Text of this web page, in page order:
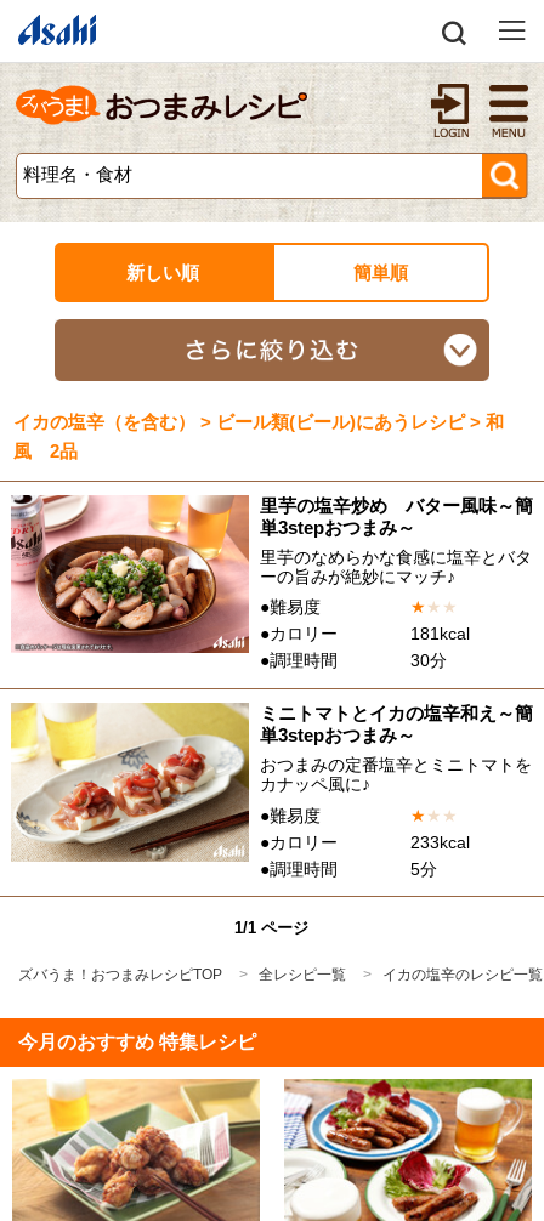
新しい順 簡単順
イカの塩辛（を含む） > ビール類(ビール)にあうレシピ > 和
風 2品
里芋の塩辛炒め バター風味～簡
単3stepおつまみ～
里芋のなめらかな食感に塩辛とバタ
ーの旨みが絶妙にマッチ♪
●難易度
★★ ★
●カロリー
181kcal
●調理時間
30分
ミニトマトとイカの塩辛和え～簡
単3stepおつまみ～
おつまみの定番塩辛とミニトマトを
カナッペ風に♪
●難易度
★★ ★
●カロリー
233kcal
●調理時間
5分
1/1 ページ
ズバうま！おつまみレシピTOP 全レシピ一覧 イカの塩辛のレシピ一覧
今月のおすすめ 特集レシピ